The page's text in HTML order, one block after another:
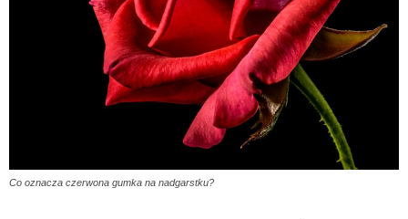
Co oznacza czerwona gumka na nadgarstku?